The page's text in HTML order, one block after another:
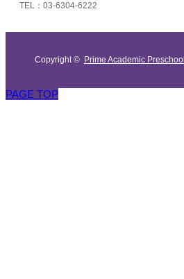
TEL：03-6304-6222
Copyright © Prime Academic
PAGE TOP